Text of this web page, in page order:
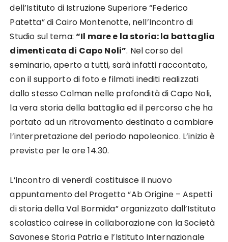
dell’Istituto di Istruzione Superiore “Federico
Patetta” di Cairo Montenotte, nell’Incontro di
Studio sul tema:“Il mare e la storia: la battaglia
dimenticata di Capo Noli”. Nel corso del
seminario, aperto a tutti, sarà infatti raccontato,
con il supporto di foto e filmati inediti realizzati
dallo stesso Colman nelle profondità di Capo Noli,
la vera storia della battaglia ed il percorso che ha
portato ad un ritrovamento destinato a cambiare
l’interpretazione del periodo napoleonico. L’inizio è
previsto per le ore 14.30.
L’incontro di venerdì costituisce il nuovo
appuntamento del Progetto “Ab Origine – Aspetti
di storia della Val Bormida” organizzato dall’Istituto
scolastico cairese in collaborazione con la Società
Savonese Storia Patria e l’Istituto Internazionale